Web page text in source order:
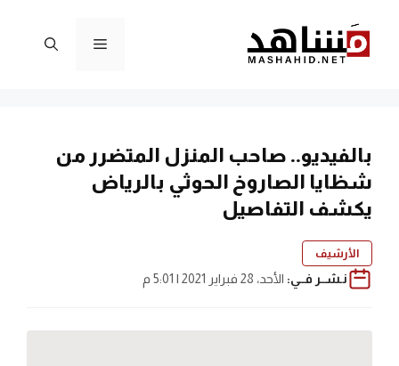
المحتوى
القائمة
بالفيديو.. صاحب المنزل المتضرر من
شظايا الصاروخ الحوثي بالرياض
يكشف التفاصيل
الأرشيف
نـشــر فــي: الأحد، 28 فبراير 2021 | 5:01 م